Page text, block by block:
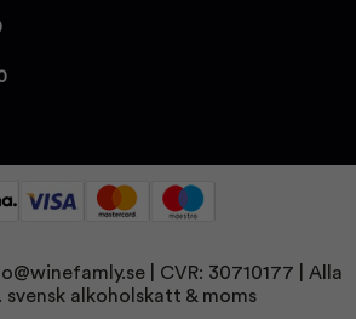
| CVR: 30710177
| Alla
svensk alkoholskatt & moms